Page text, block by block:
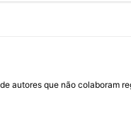
autores que não colaboram